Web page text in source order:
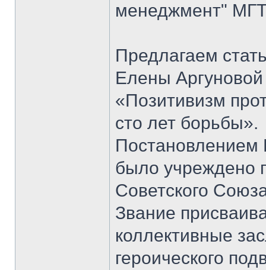
менеджмент"
Предлагаем
Елены
«Позитивизм
сто лет борьбы».
было учреждено
Советского
Звание
коллективные
героического